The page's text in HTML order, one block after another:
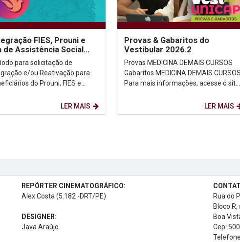
FIES, Prouni e
de Assistência Social
e/ou Reativação para
do Prouni, FIES e
LER MAIS
Provas & Gabaritos do
Vestibular 2026.2
Provas MEDICINA DEMAIS CURSOS
Gabaritos MEDICINA DEMAIS CURSOS
Para mais informações, acesse o site
LER MAIS
REPÓRTER CINEMATOGRÁFICO:
Alex Costa (5.182 -DRT/PE)
DESIGNER:
Java Araújo
Rua do
Bloco R,
Boa
Cep: